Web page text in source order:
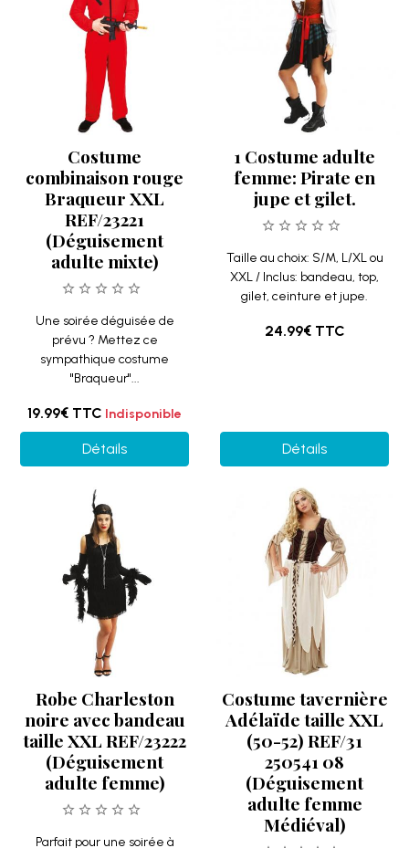
Costume
combinaison rouge
Braqueur XXL
REF/23221
(Déguisement
adulte mixte)
Une soirée déguisée de
prévu ? Mettez ce
sympathique costume
"Braqueur"...
19.99€ TTC Indisponible
Détails
1 Costume adulte
femme: Pirate en
jupe et gilet.
Taille au choix: S/M, L/XL ou
XXL / Inclus: bandeau, top,
gilet, ceinture et jupe.
24.99€ TTC
Détails
Robe Charleston
noire avec bandeau
taille XXL REF/23222
(Déguisement
adulte femme)
Parfait pour une soirée à
Costume tavernière
Adélaïde taille XXL
(50-52) REF/31
250541 08
(Déguisement
adulte femme
Médiéval)